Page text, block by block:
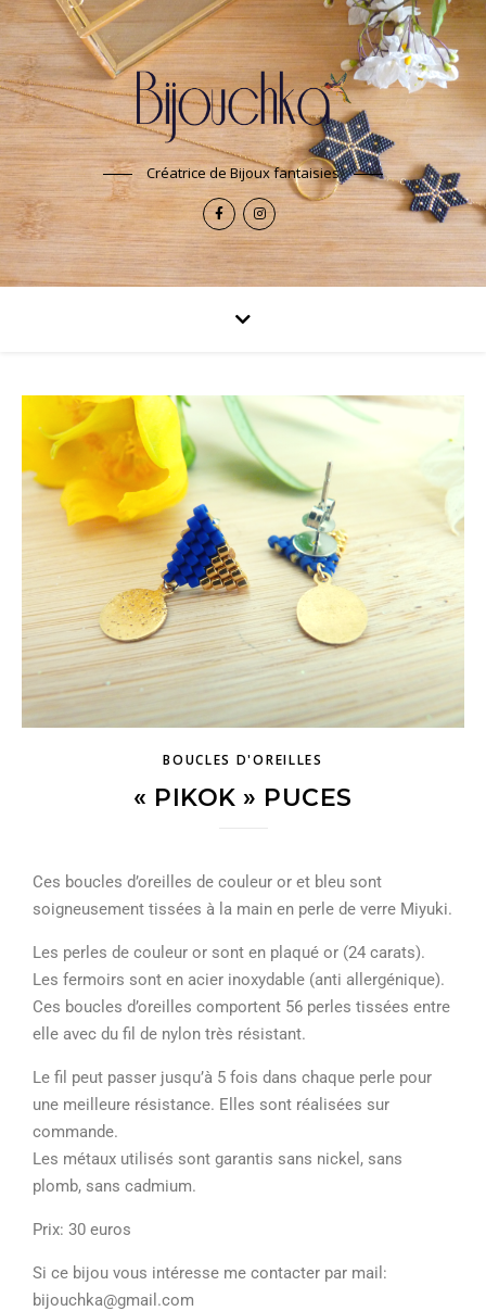
Créatrice de Bijoux fantaisies
BOUCLES D'OREILLES
« PIKOK » PUCES
Ces boucles d’oreilles de couleur or et bleu sont
soigneusement tissées à la main en perle de verre Miyuki.
Les perles de couleur or sont en plaqué or (24 carats).
Les fermoirs sont en acier inoxydable (anti allergénique).
Ces boucles d’oreilles comportent 56 perles tissées entre
elle avec du fil de nylon très résistant.
Le fil peut passer jusqu’à 5 fois dans chaque perle pour
une meilleure résistance. Elles sont réalisées sur
commande.
Les métaux utilisés sont garantis sans nickel, sans
plomb, sans cadmium.
Prix: 30 euros
Si ce bijou vous intéresse me contacter par mail:
bijouchka@gmail.com